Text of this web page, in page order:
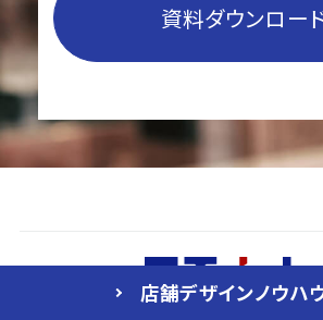
資料ダウンロー
店舗デザインノウハ
コーポレートサイト